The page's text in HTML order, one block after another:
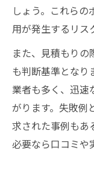
しょう。これら
用が発生するリス
また、見積もり
も判断基準となり
業者も多く、迅速
がります。失敗例
求された事例もあ
必要なら口コミや